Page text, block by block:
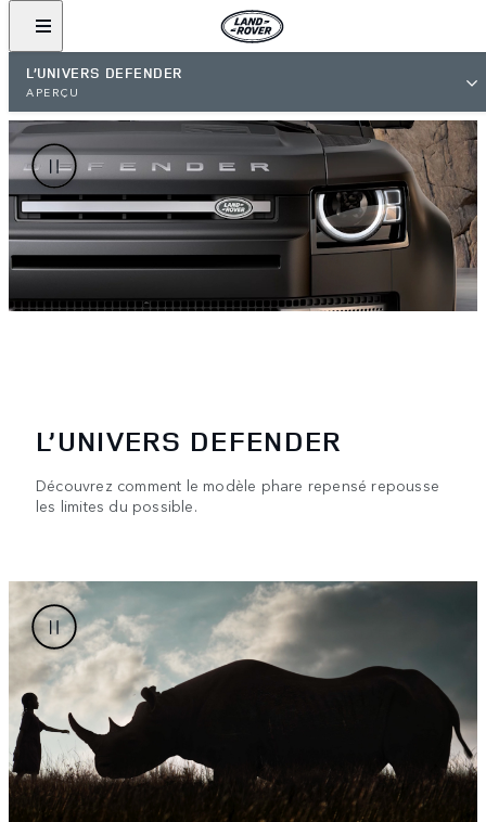
L’UNIVERS DEFENDER
APERÇU
L’UNIVERS DEFENDER
Découvrez comment le modèle phare repensé repousse
les limites du possible.